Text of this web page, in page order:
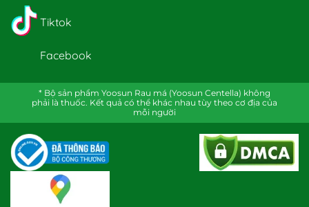
Tiktok
Facebook
* Bộ sản phẩm Yoosun Rau má (Yoosun Centella) không
phải là thuốc. Kết quả có thể khác nhau tùy theo cơ địa của
mỗi người